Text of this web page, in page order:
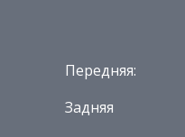
Передняя:
Задняя